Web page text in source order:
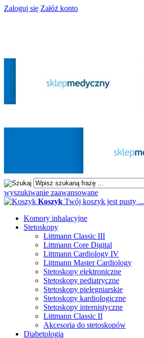
Zaloguj się Załóż konto
wyszukiwanie zaawansowane
Koszyk Twój koszyk jest pusty ...
Komory inhalacyjne
Stetoskopy
Littmann Classic III
Littmann Core Digital
Littmann Cardiology IV
Littmann Master Cardiology
Stetoskopy elektroniczne
Stetoskopy pediatryczne
Stetoskopy pielęgniarskie
Stetoskopy kardiologiczne
Stetoskopy internistyczne
Littmann Classic II
Akcesoria do stetoskopów
Diabetologia